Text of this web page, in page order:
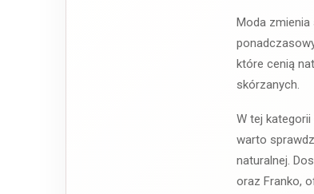
Moda zmienia
które cenią
skórzanych.
W tej
warto
naturalnej.
oraz Franko,